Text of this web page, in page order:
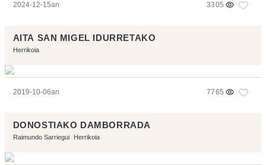
2024-12-15an 3305
AITA SAN MIGEL IDURRETAKO
Herrikoia
2019-10-06an 7765
DONOSTIAKO DAMBORRADA
Raimundo Sarriegui Herrikoia